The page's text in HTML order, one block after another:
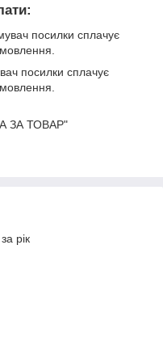
посилки сплачує
посилки сплачує
ЗА ТОВАР"
рік